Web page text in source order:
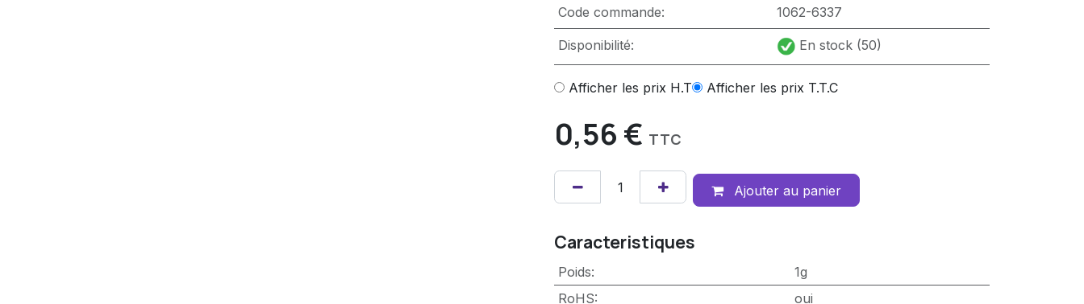
Code commande: 1062-6337
Disponibilité: En stock (50)
Afficher les prix H.T Afficher les prix T.T.C
0,56 € TTC
Ajouter au panier
Caracteristiques
Poids:
1g
RoHS:
oui